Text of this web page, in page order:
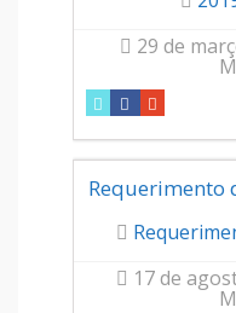
29 de
Requerimento
17 de